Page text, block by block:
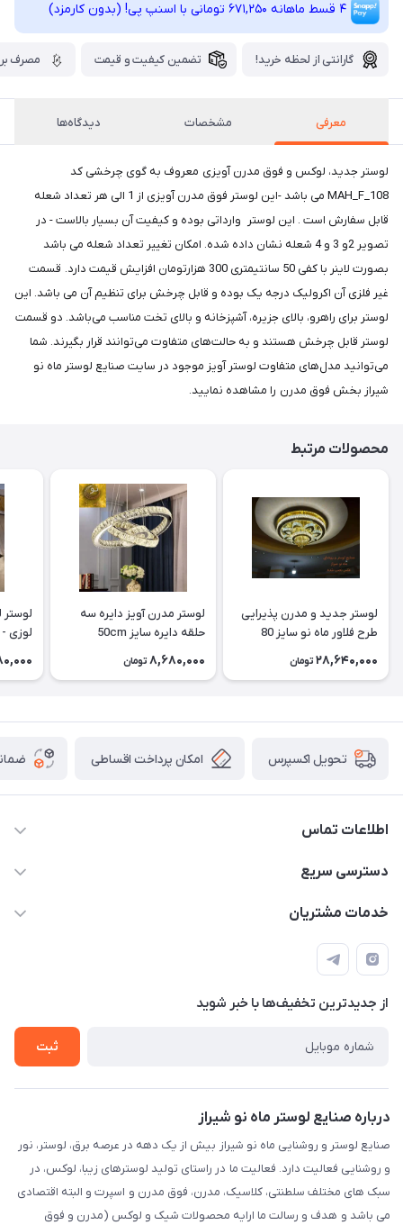
4 قسط ماهانه 671,250 تومانی با اسنپ ‌پی! (بدون کارمزد)
گارانتی از لحظه خرید! تضمین کیفیت و قیمت مصرف
معرفی مشخصات دیدگاه‌ها
لوستر جدید، لوکس و فوق مدرن آویزی معروف به گوی چرخشی کد
MAH_F_108 می باشد -این لوستر فوق مدرن آویزی از 1 الی هر تعداد شعله
قابل سفارش است . این لوستر وارداتی بوده و کیفیت آن بسیار بالاست - در
تصویر 2و 3 و 4 شعله نشان داده شده. امکان تغییر تعداد شعله می باشد
بصورت لاینر با کفی 50 سانتیمتری 300 هزارتومان افزایش قیمت دارد. قسمت
غیر فلزی آن اکرولیک درجه یک بوده و قابل چرخش برای تنظیم آن می باشد. این
لوستر برای راهرو، بالای جزیره، آشپزخانه و بالای تخت مناسب می‌باشد. دو قسمت
لوستر قابل چرخش هستند و به حالت‌های متفاوت می‌توانند قرار بگیرند. شما
می‌توانید مدل‌های متفاوت لوستر آویز موجود در سایت صنایع لوستر ماه نو
شیراز بخش فوق مدرن را مشاهده نمایید.
محصولات مرتبط
لوستر جدید و مدرن پذیرایی
طرح فلاور ماه نو سایز 80
28,640,000 تومان
لوستر مدرن آویز دایره سه
حلقه دایره سایز 50cm
(کیفیت عالی)
8,680,000 تومان
لوزی -
تحویل اکسپرس امکان پرداخت اقساطی
اطلاعات تماس
09171115348
طبقه همکف واحد 131
دسترسی سریع
مجله فروشگاه
درباره ما
تماس با ما
خدمات مشتریان
قوانین و مقررات
حریم خصوصی
راهنما
از جدید‌ترین تخفیف‌ها با‌ خبر شوید
ثبت
درباره صنایع لوستر ماه نو شیراز
صنایع لوستر و روشنایی ماه نو شیراز بیش از یک دهه در عرصه برق، لوستر، نور
و روشنایی فعالیت دارد. فعالیت ما در راستای تولید لوسترهای زیبا، لوکس، در
سبک های مختلف سلطنتی، کلاسیک، مدرن، فوق مدرن و اسپرت و البته اقتصادی
می باشد و هدف و رسالت ما ارایه محصولات شیک و لوکس (مدرن و فوق